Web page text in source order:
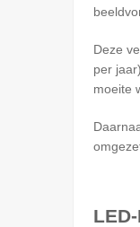
Deze
per
moeite